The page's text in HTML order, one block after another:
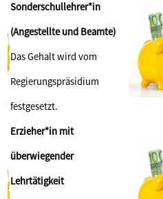
Sonderschullehrer*in
(Angestellte und Beamte)
Das Gehalt wird vom
Regierungspräsidium
festgesetzt.
Erzieher*in mit
überwiegender
Lehrtätigkeit